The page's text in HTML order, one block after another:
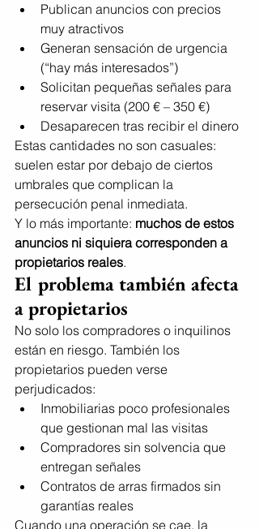
Publican anuncios con precios
muy atractivos
Generan sensación de urgencia
(“hay más interesados”)
Solicitan pequeñas señales para
reservar visita (200 € – 350 €)
Desaparecen tras recibir el dinero
Estas cantidades no son casuales:
suelen estar por debajo de ciertos
umbrales que complican la
persecución penal inmediata.
Y lo más importante: muchos de estos
anuncios ni siquiera corresponden a
propietarios reales.
El problema también afecta
a propietarios
No solo los compradores o inquilinos
están en riesgo. También los
propietarios pueden verse
perjudicados:
Inmobiliarias poco profesionales
que gestionan mal las visitas
Compradores sin solvencia que
entregan señales
Contratos de arras firmados sin
garantías reales
Cuando una operación se cae, la